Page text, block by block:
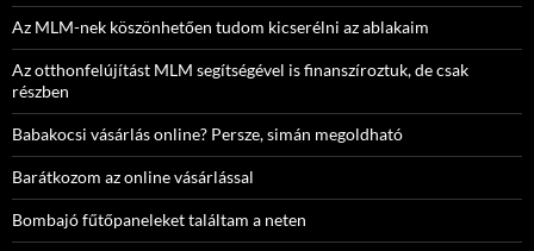
Az MLM-nek köszönhetően tudom kicserélni az ablakaim
Az otthonfelújítást MLM segítségével is finanszíroztuk, de csak
részben
Babakocsi vásárlás online? Persze, simán megoldható
Barátkozom az online vásárlással
Bombajó fűtőpaneleket találtam a neten